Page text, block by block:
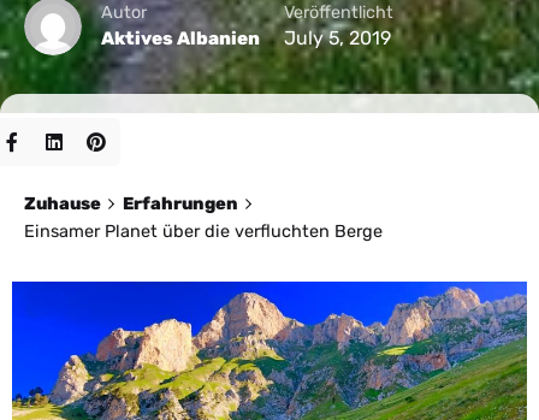
Autor
Aktives Albanien
Veröffentlicht
July 5, 2019
Zuhause
Erfahrungen
Einsamer Planet über die verfluchten Berge